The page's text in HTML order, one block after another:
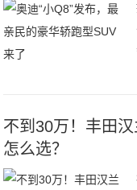
不到30万！丰田
怎么选？